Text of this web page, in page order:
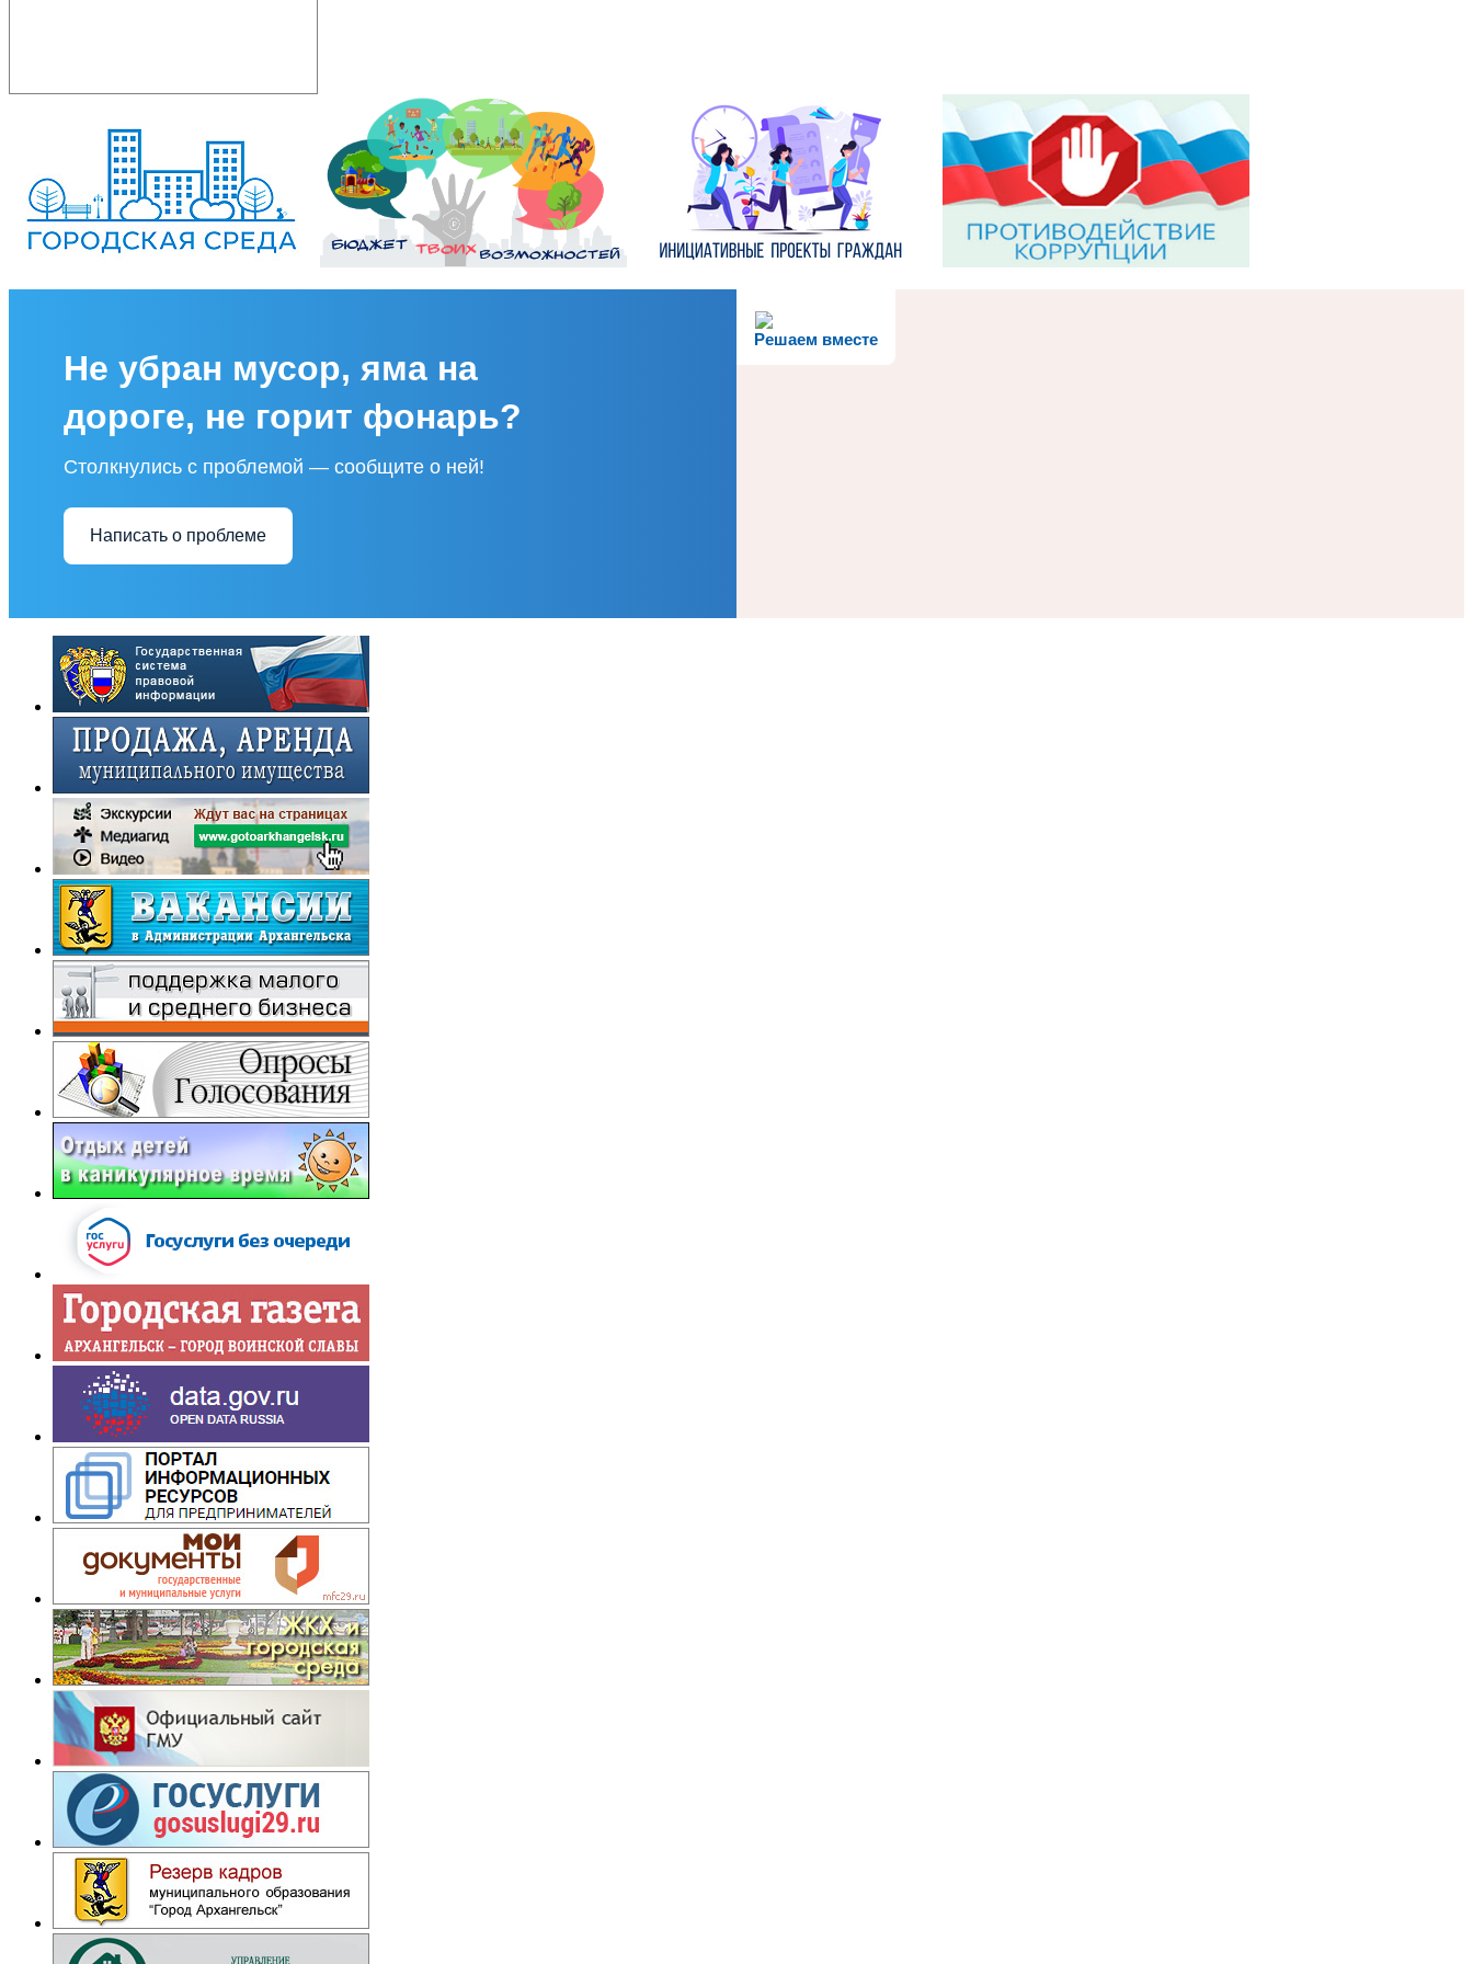
Решаем вместе
Не убран мусор, яма на
дороге, не горит фонарь?
Столкнулись с проблемой — сообщите о ней!
Написать о проблеме